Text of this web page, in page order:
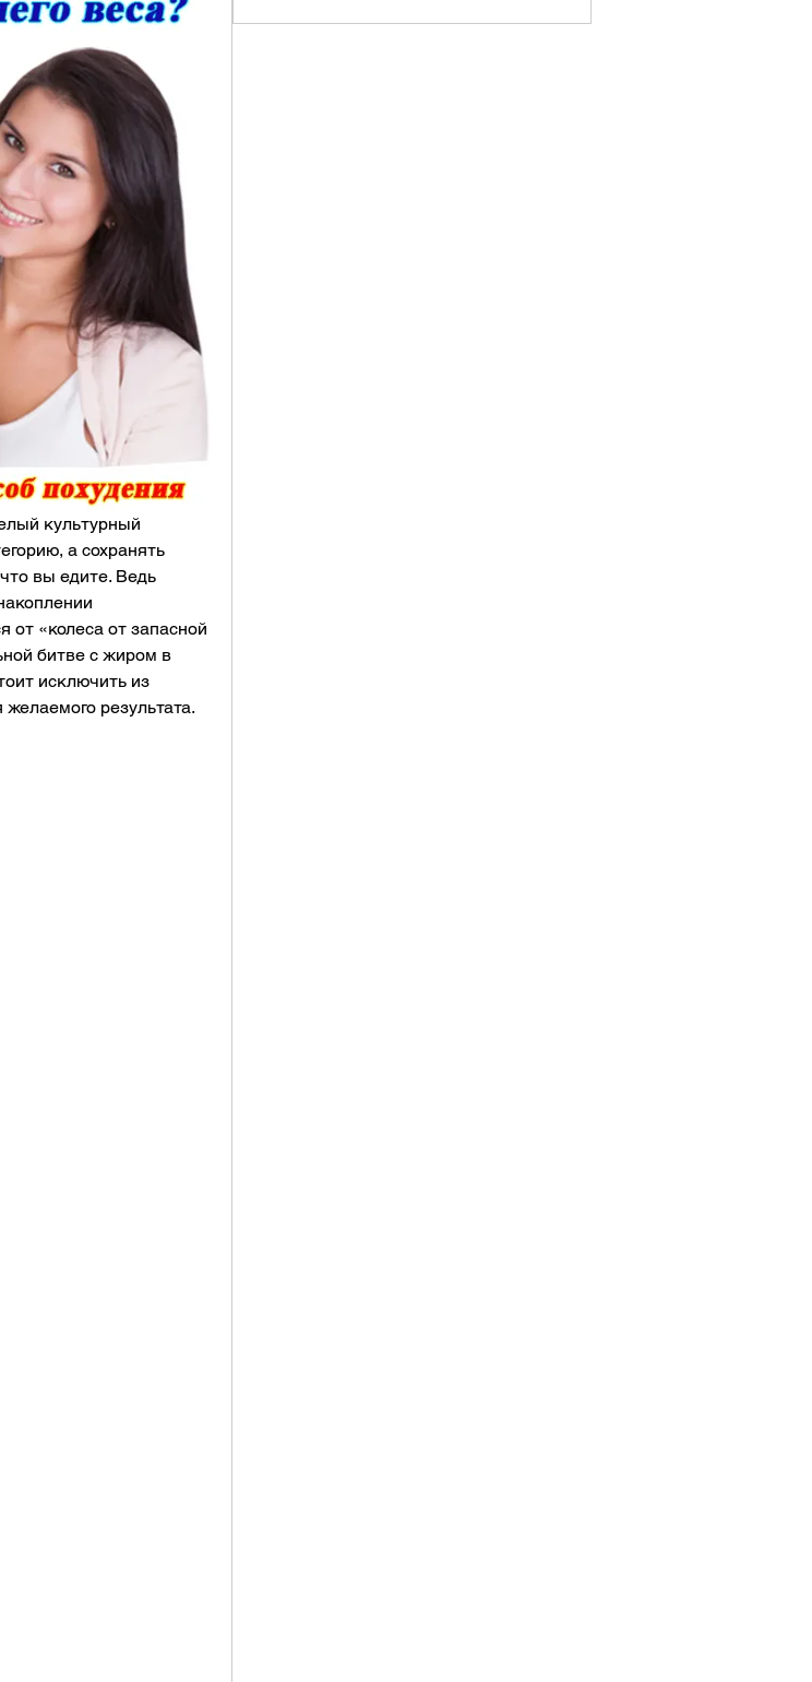
культурный
а сохранять
вы едите. Ведь
от «колеса от запасной
битве с жиром в
исключить из
результата.